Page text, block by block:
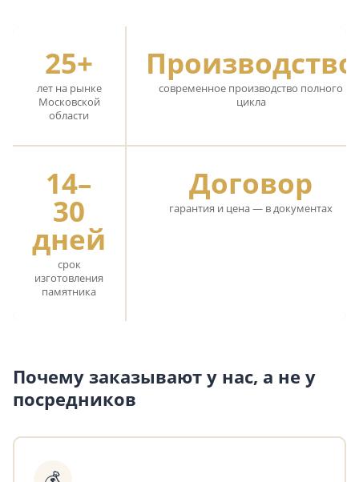
25+
лет на рынке
Московской
области
Производство
современное производство полного
цикла
14–
30
дней
срок
изготовления
памятника
Договор
гарантия и цена — в документах
Почему заказывают у нас, а не у
посредников